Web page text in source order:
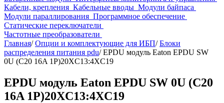
Кабели, крепления Кабельные вводы Модули байпаса
Модули параллирования Программное обеспечение
Статические переключатели
Частотные преобразователи
Главная/ Опции и комплектующие для ИБП/ Блоки
распределения питания pdu/ EPDU модуль Eaton EPDU SW
0U (C20 16A 1P)20XC13:4XC19
EPDU модуль Eaton EPDU SW 0U (C20
16A 1P)20XC13:4XC19